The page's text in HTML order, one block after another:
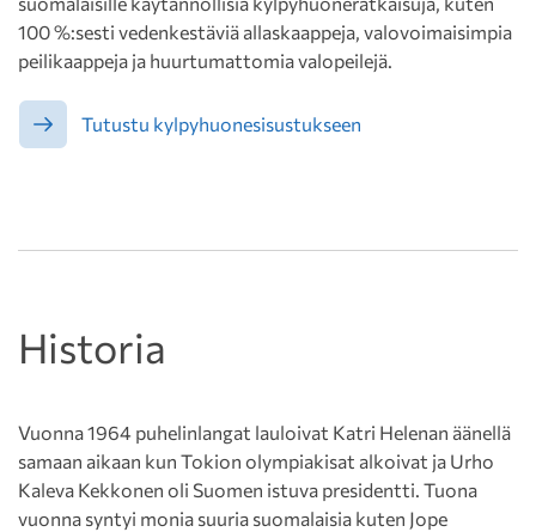
100 %:sesti vedenkestäviä allaskaappeja, valovoimaisimpia
peilikaappeja ja huurtumattomia valopeilejä.
Tutustu kylpyhuonesisustukseen
Historia
Vuonna 1964 puhelinlangat lauloivat Katri Helenan äänellä
samaan aikaan kun Tokion olympiakisat alkoivat ja Urho
Kaleva Kekkonen oli Suomen istuva presidentti. Tuona
vuonna syntyi monia suuria suomalaisia kuten Jope